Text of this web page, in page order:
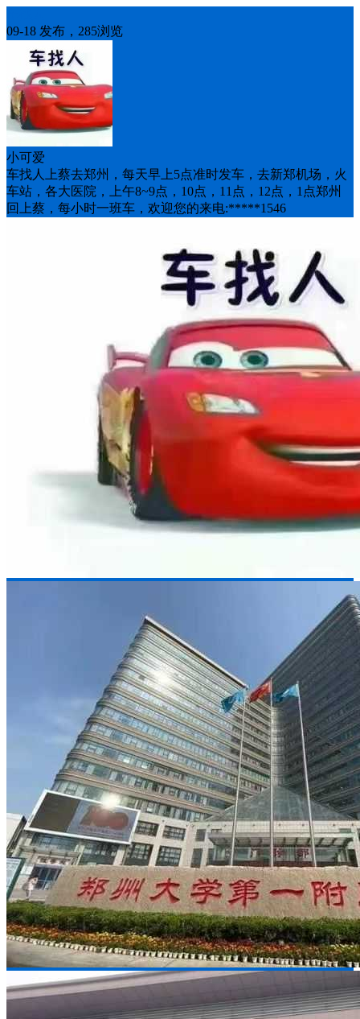
09-18 发布，285浏览
小可爱
车找人上蔡去郑州，每天早上5点准时发车，去新郑机场，火
车站，各大医院，上午8~9点，10点，11点，12点，1点郑州
回上蔡，每小时一班车，欢迎您的来电:*****1546